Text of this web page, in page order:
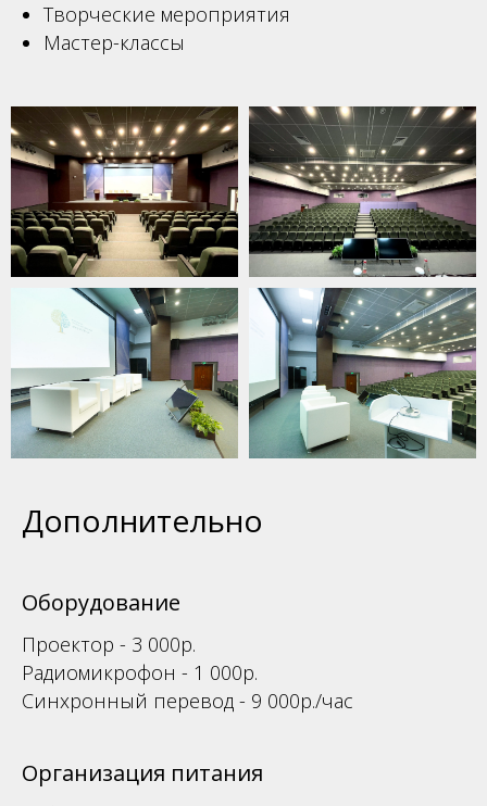
Творческие мероприятия
Мастер-классы
Дополнительно
Оборудование
Проектор - 3 000р.
Радиомикрофон - 1 000р.
Синхронный перевод - 9 000р./час
Организация питания